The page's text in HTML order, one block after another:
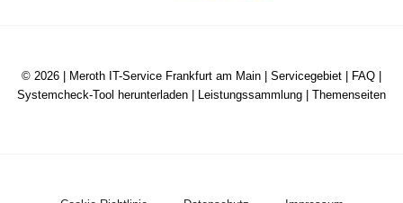
© 2026 | Meroth IT-Service Frankfurt am Main Servicegebiet FAQ
Systemcheck-Tool herunterladen
Leistungssammlung Themenseiten